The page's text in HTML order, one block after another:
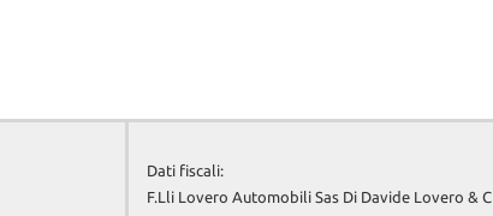
Dati fiscali:
F.Lli Lovero Automobili Sas Di Davide Lovero & C